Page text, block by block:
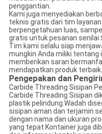
penggantian.
Kami juga menyediakan
teknis gratis dari tim
berpengetahuan luas,
gratis untuk pesanan senilai
Tim kami selalu siap
mungkin Anda miliki tentang
memberikan saran
mendapatkan produk terbaik.
Pengepakan dan
Carbide Threading Sisipan
Carbide Threading Sisipan
plastik pelindung.Wadah
sisipan aman dan terjamin
dengan nama dan ukuran
yang tepat.Kontainer juga